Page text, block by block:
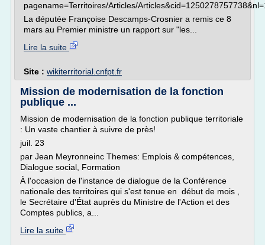
pagename=Territoires/Articles/
La députée Françoise Descamps-Crosnier a remis ce 8
mars au Premier ministre un rapport sur "les...
Lire la suite
Site : wikiterritorial.cnfpt.fr
Mission de modernisation de la fonction
publique ...
Mission de modernisation de la fonction publique territoriale
: Un vaste chantier à suivre de près!
juil. 23
par Jean Meyronneinc Themes: Emplois & compétences,
Dialogue social, Formation
À l'occasion de l'instance de dialogue de la Conférence
nationale des territoires qui s'est tenue en début de mois ,
le Secrétaire d'État auprès du Ministre de l'Action et des
Comptes publics, a...
Lire la suite